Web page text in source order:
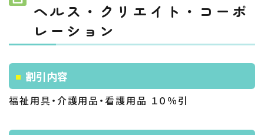
ヘルス・クリエイト・コーポ
レーション
割引内容
福祉用具・介護用品・看護用品 １０％引